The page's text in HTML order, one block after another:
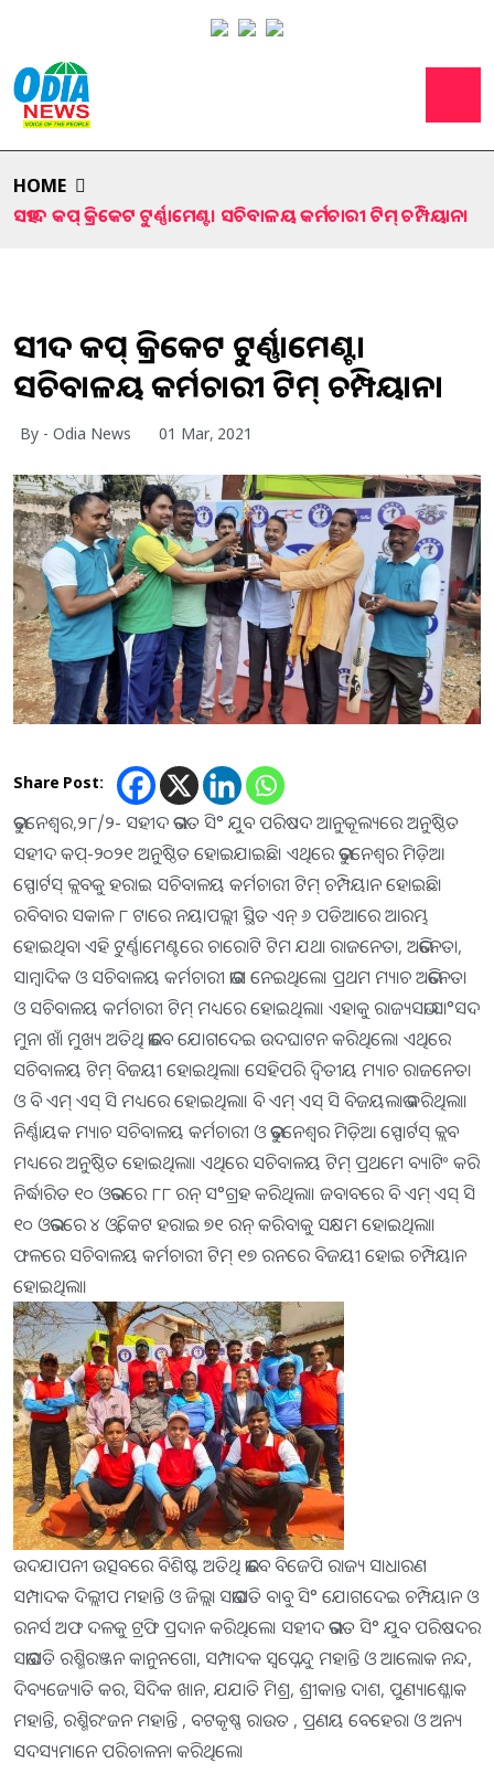
HOME
ସହୀଦ କପ୍ କ୍ରିକେଟ ଟୁର୍ଣ୍ଣାମେଣ୍ଟ। ସଚିବାଳୟ କର୍ମଚାରୀ ଟିମ୍ ଚମ୍ପିୟାନ।
ସହୀଦ କପ୍ କ୍ରିକେଟ ଟୁର୍ଣ୍ଣାମେଣ୍ଟ।
ସଚିବାଳୟ କର୍ମଚାରୀ ଟିମ୍ ଚମ୍ପିୟାନ।
By - Odia News 01 Mar, 2021
Share Post:
ଭୁବନେଶ୍ୱର,୨୮/୨- ସହୀଦ ଭଗତ ସି° ଯୁବ ପରିଷଦ ଆନୁକୂଲ୍ୟରେ ଅନୁଷ୍ଠିତ
ସହୀଦ କପ୍-୨୦୨୧ ଅନୁଷ୍ଠିତ ହୋଇଯାଇଛି। ଏଥିରେ ଭୁବନେଶ୍ୱର ମିଡ଼ିଆ
ସ୍ପୋର୍ଟସ୍ କ୍ଲବକୁ ହରାଇ ସଚିବାଳୟ କର୍ମଚାରୀ ଟିମ୍ ଚମ୍ପିୟାନ ହୋଇଛି।
ରବିବାର ସକାଳ ୮ ଟାରେ ନୟାପଲ୍ଲୀ ସ୍ଥିତ ଏନ୍ ୬ ପଡିଆରେ ଆରମ୍ଭ
ହୋଇଥିବା ଏହି ଟୁର୍ଣ୍ଣାମେଣ୍ଟରେ ଚାରୋଟି ଟିମ ଯଥା ରାଜନେତା, ଅଭିନେତା,
ସାମ୍ବାଦିକ ଓ ସଚିବାଳୟ କର୍ମଚାରୀ ଭାଗ ନେଇଥିଲେ। ପ୍ରଥମ ମ୍ୟାଚ ଅଭିନେତା
ଓ ସଚିବାଳୟ କର୍ମଚାରୀ ଟିମ୍ ମଧ୍ୟରେ ହୋଇଥିଲା। ଏହାକୁ ରାଜ୍ୟସଭା ସା°ସଦ
ମୁନା ଖାଁ ମୁଖ୍ୟ ଅତିଥି ଭାବେ ଯୋଗଦେଇ ଉଦଘାଟନ କରିଥିଲେ। ଏଥିରେ
ସଚିବାଳୟ ଟିମ୍ ବିଜୟୀ ହୋଇଥିଲା। ସେହିପରି ଦ୍ବିତୀୟ ମ୍ୟାଚ ରାଜନେତା
ଓ ବି ଏମ୍ ଏସ୍ ସି ମଧ୍ୟରେ ହୋଇଥିଲା। ବି ଏମ୍ ଏସ୍ ସି ବିଜୟଲାଭ କରିଥିଲା।
ନିର୍ଣ୍ଣାୟକ ମ୍ୟାଚ ସଚିବାଳୟ କର୍ମଚାରୀ ଓ ଭୁବନେଶ୍ୱର ମିଡ଼ିଆ ସ୍ପୋର୍ଟସ୍ କ୍ଲବ
ମଧ୍ୟରେ ଅନୁଷ୍ଠିତ ହୋଇଥିଲା। ଏଥିରେ ସଚିବାଳୟ ଟିମ୍ ପ୍ରଥମେ ବ୍ୟାଟିଂ କରି
ନିର୍ଦ୍ଧାରିତ ୧୦ ଓଭରରେ ୮୮ ରନ୍ ସ°ଗ୍ରହ କରିଥିଲା। ଜବାବରେ ବି ଏମ୍ ଏସ୍ ସି
୧୦ ଓଭରରେ ୪ ଓ୍ବିକେଟ ହରାଇ ୭୧ ରନ୍ କରିବାକୁ ସକ୍ଷମ ହୋଇଥିଲା।
ଫଳରେ ସଚିବାଳୟ କର୍ମଚାରୀ ଟିମ୍ ୧୭ ରନରେ ବିଜୟୀ ହୋଇ ଚମ୍ପିୟାନ
ହୋଇଥିଲା।
ଉଦଯାପନୀ ଉତ୍ସବରେ ବିଶିଷ୍ଟ ଅତିଥି ଭାବେ ବିଜେପି ରାଜ୍ୟ ସାଧାରଣ
ସମ୍ପାଦକ ଦିଲ୍ଲୀପ ମହାନ୍ତି ଓ ଜିଲ୍ଲା ସଭାପତି ବାବୁ ସି° ଯୋଗଦେଇ ଚମ୍ପିୟାନ ଓ
ରନର୍ସ ଅଫ ଦଳକୁ ଟ୍ରଫି ପ୍ରଦାନ କରିଥିଲେ। ସହୀଦ ଭଗତ ସି° ଯୁବ ପରିଷଦର
ସଭାପତି ରଶ୍ମିରଞ୍ଜନ କାନୁନଗୋ, ସମ୍ପାଦକ ସ୍ବପ୍ନେନ୍ଦୁ ମହାନ୍ତି ଓ ଆଲୋକ ନନ୍ଦ,
ଦିବ୍ୟଜ୍ୟୋତି କର, ସିଦିକ ଖାନ, ଯଯାତି ମିଶ୍ର, ଶ୍ରୀକାନ୍ତ ଦାଶ, ପୁଣ୍ୟାଶ୍ଳୋକ
ମହାନ୍ତି, ରଶ୍ମିରଂଜନ ମହାନ୍ତି , ବଟକୃଷ୍ଣ ରାଉତ , ପ୍ରଣୟ ବେହେରା ଓ ଅନ୍ୟ
ସଦସ୍ୟମାନେ ପରିଚାଳନା କରିଥିଲେ।